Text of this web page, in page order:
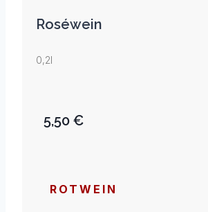
Roséwein
0,2l
5,50 €
ROTWEIN